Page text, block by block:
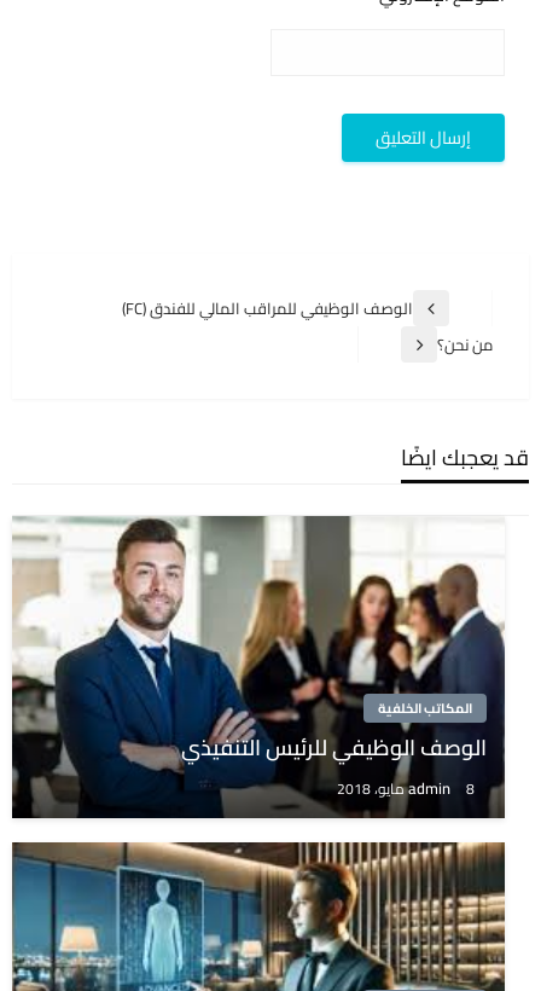
المقالات
المقالة
السابقة
الوصف الوظيفي للمراقب المالي للفندق (FC)
المقالة
من نحن؟
قد يعجبك ايضًا
المكاتب الخلفية
الوصف الوظيفي للرئيس التنفيذي
admin 8 مايو، 2018